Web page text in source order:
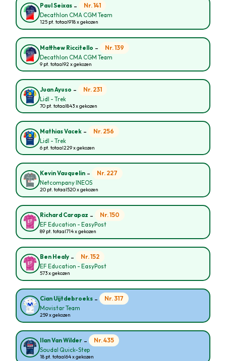
Paul Seixas - Nr. 141
Decathlon CMA CGM Team
125 pt. totaal918 x gekozen
Matthew Riccitello - Nr. 139
Decathlon CMA CGM Team
9 pt. totaal92 x gekozen
Juan Ayuso - Nr. 231
Lidl - Trek
70 pt. totaal843 x gekozen
Mathias Vacek - Nr. 256
Lidl - Trek
6 pt. totaal229 x gekozen
Kevin Vauquelin - Nr. 227
Netcompany INEOS
20 pt. totaal520 x gekozen
Richard Carapaz - Nr. 150
EF Education - EasyPost
89 pt. totaal714 x gekozen
Ben Healy - Nr. 152
EF Education - EasyPost
573 x gekozen
Cian Uijtdebroeks - Nr. 317
Movistar Team
259 x gekozen
Ilan Van Wilder - Nr. 435
Soudal Quick-Step
18 pt. totaal64 x gekozen